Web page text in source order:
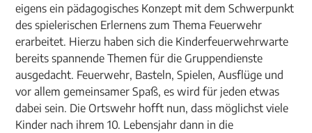
eigens ein pädagogisches Konzept mit dem Schwerpunkt
des spielerischen Erlernens zum Thema Feuerwehr
erarbeitet. Hierzu haben sich die Kinderfeuerwehrwarte
bereits spannende Themen für die Gruppendienste
ausgedacht. Feuerwehr, Basteln, Spielen, Ausflüge und
vor allem gemeinsamer Spaß, es wird für jeden etwas
dabei sein. Die Ortswehr hofft nun, dass möglichst viele
Kinder nach ihrem 10. Lebensjahr dann in die